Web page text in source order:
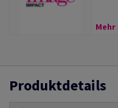
Mehr
Produktdetails